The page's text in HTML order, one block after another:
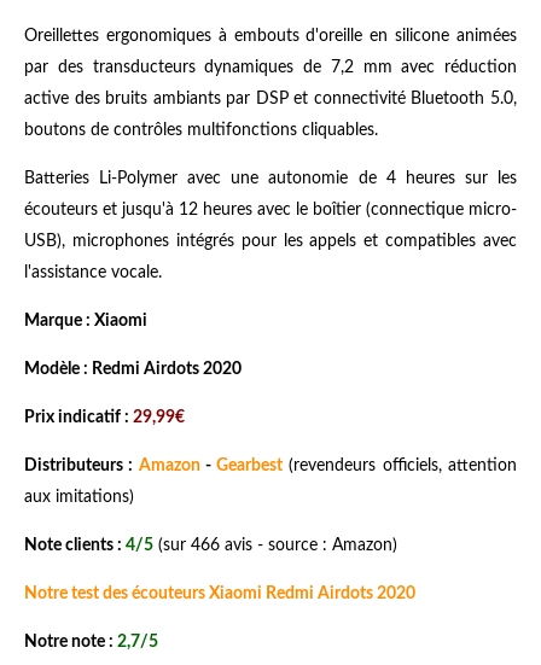
Oreillettes ergonomiques à embouts d'oreille en silicone animées
par des transducteurs dynamiques de 7,2 mm avec réduction
active des bruits ambiants par DSP et connectivité Bluetooth 5.0,
boutons de contrôles multifonctions cliquables.
Batteries Li-Polymer avec une autonomie de 4 heures sur les
écouteurs et jusqu'à 12 heures avec le boîtier (connectique micro-
USB), microphones intégrés pour les appels et compatibles avec
l'assistance vocale.
Marque : Xiaomi
Modèle : Redmi Airdots 2020
Prix indicatif : 29,99€
Distributeurs : Amazon-Gearbest (revendeurs officiels, attention
aux imitations)
Note clients : 4/5 (sur 466 avis - source : Amazon)
Notre test des écouteurs Xiaomi Redmi Airdots 2020
Notre note : 2,7/5